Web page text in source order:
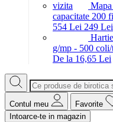
capacitate 200
554 Lei 249 Lei
g/mp - 500
De la 16,65 Lei
Contul meu Favorite
Intoarce-te in magazin